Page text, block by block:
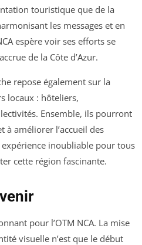
touristique que de la
les messages et en
espère voir ses efforts se
de la Côte d’Azur.
repose également sur la
locaux : hôteliers,
Ensemble, ils pourront
à améliorer l’accueil des
inoubliable pour tous
cette région fascinante.
pour l’OTM NCA. La mise
visuelle n’est que le début